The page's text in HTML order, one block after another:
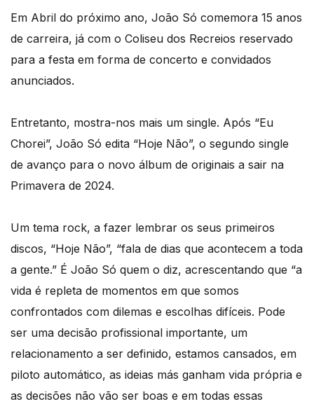
Em Abril do próximo ano, João Só comemora 15 anos
de carreira, já com o Coliseu dos Recreios reservado
para a festa em forma de concerto e convidados
anunciados.
Entretanto, mostra-nos mais um single. Após “Eu
Chorei”, João Só edita “Hoje Não”, o segundo single
de avanço para o novo álbum de originais a sair na
Primavera de 2024.
Um tema rock, a fazer lembrar os seus primeiros
discos, “Hoje Não”, “fala de dias que acontecem a toda
a gente.” É João Só quem o diz, acrescentando que “a
vida é repleta de momentos em que somos
confrontados com dilemas e escolhas difíceis. Pode
ser uma decisão profissional importante, um
relacionamento a ser definido, estamos cansados, em
piloto automático, as ideias más ganham vida própria e
as decisões não vão ser boas e em todas essas